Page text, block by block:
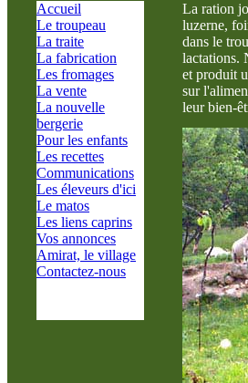
Accueil
Le troupeau
La traite
La fabrication
Les fromages
La vente
La nouvelle
bergerie
Pour les enfants
Les recettes
Communications
Les éleveurs d'ici
Le matos
Les liens caprins
Vos annonces
Amirat, le village
Contactez-nous
La ration
luzerne,
dans le
lactations.
et produit
sur
leur bien-